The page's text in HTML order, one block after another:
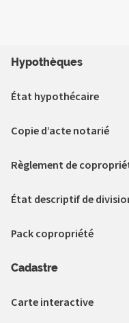
Hypothèques
État hypothécaire
Copie d’acte notarié
Règlement de
État descriptif de
Pack copropriété
Cadastre
Carte interactive